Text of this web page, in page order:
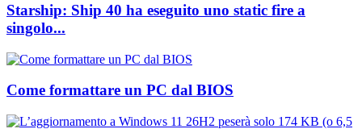
Starship: Ship 40 ha eseguito uno static fire a
singolo...
Come formattare un PC dal BIOS